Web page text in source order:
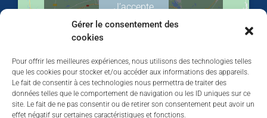
Gérer le consentement des
cookies
Pour offrir les meilleures expériences, nous utilisons des technologies telles
que les cookies pour stocker et/ou accéder aux informations des appareils.
Le fait de consentir à ces technologies nous permettra de traiter des
données telles que le comportement de navigation ou les ID uniques sur ce
site. Le fait de ne pas consentir ou de retirer son consentement peut avoir un
effet négatif sur certaines caractéristiques et fonctions.
J’accepte